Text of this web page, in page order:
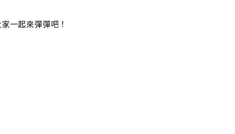
一起來彈彈吧！